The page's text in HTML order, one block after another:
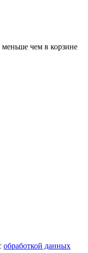
чем в корзине
обработкой данных